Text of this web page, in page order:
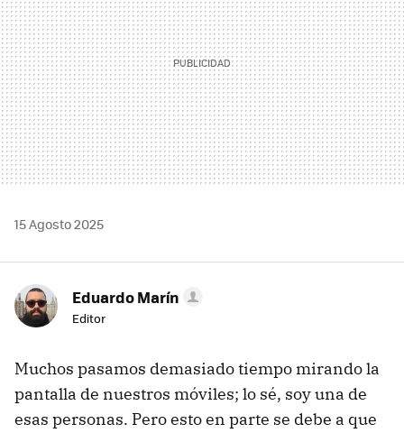
15 Agosto 2025
Eduardo Marín
Editor
Muchos pasamos demasiado tiempo mirando la
pantalla de nuestros móviles; lo sé, soy una de
esas personas. Pero esto en parte se debe a que